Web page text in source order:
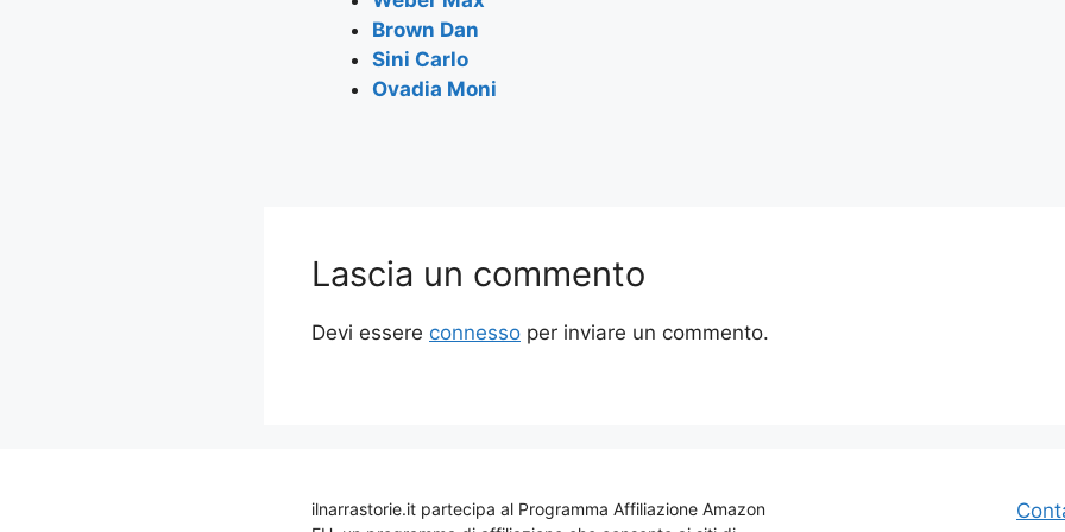
Brown Dan
Sini Carlo
Ovadia Moni
Lascia un commento
Devi essere connesso per inviare un commento.
ilnarrastorie.it partecipa al Programma Affiliazione Amazon